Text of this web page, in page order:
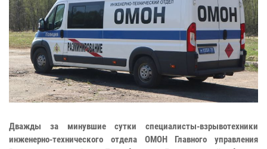
Дважды за минувшие сутки специалисты-взрывотехники
инженерно-технического отдела ОМОН Главного управления